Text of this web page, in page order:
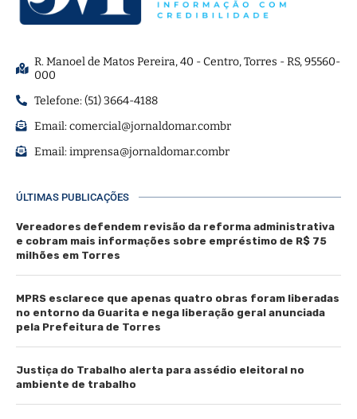
R. Manoel de Matos Pereira, 40 - Centro, Torres - RS, 95560-
000
Telefone: (51) 3664-4188
Email:comercial@jornaldomar.combr
Email:imprensa@jornaldomar.combr
ÚLTIMAS PUBLICAÇÕES
Vereadores defendem revisão da reforma administrativa
e cobram mais informações sobre empréstimo de R$ 75
milhões em Torres
MPRS esclarece que apenas quatro obras foram liberadas
no entorno da Guarita e nega liberação geral anunciada
pela Prefeitura de Torres
Justiça do Trabalho alerta para assédio eleitoral no
ambiente de trabalho